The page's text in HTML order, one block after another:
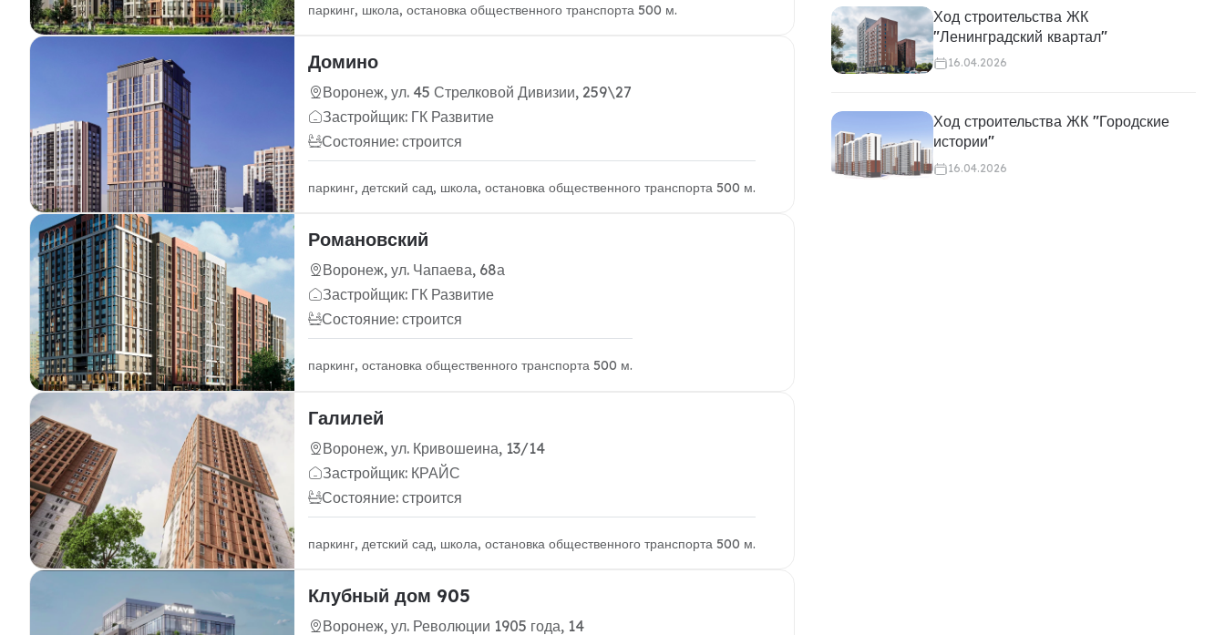
паркинг, школа, остановка общественного транспорта 500 м.
Домино
Воронеж, ул. 45 Стрелковой Дивизии, 259\27
Застройщик: ГК Развитие
Состояние: строится
паркинг, детский сад, школа, остановка общественного транспорта 500 м.
Романовский
Воронеж, ул. Чапаева, 68а
Застройщик: ГК Развитие
Состояние: строится
паркинг, остановка общественного транспорта 500 м.
Галилей
Воронеж, ул. Кривошеина, 13/14
Застройщик: КРАЙС
Состояние: строится
паркинг, детский сад, школа, остановка общественного транспорта 500 м.
Клубный дом 905
Воронеж, ул. Революции 1905 года, 14
Ход строительства ЖК
"Ленинградский квартал"
16.04.2026
Ход строительства ЖК "Городские
истории"
16.04.2026